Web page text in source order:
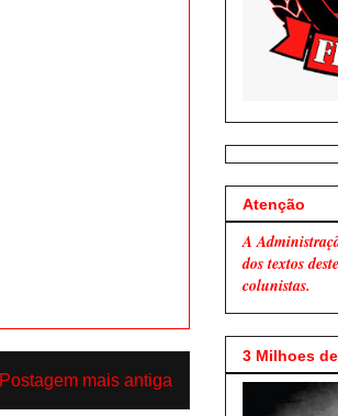
Postagem mais antiga
Atenção
A
dos textos
colunistas.
3 Milhoes